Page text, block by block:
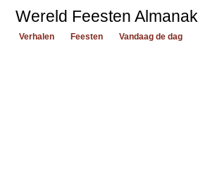
Wereld Feesten Almanak
Verhalen Feesten Vandaag de dag